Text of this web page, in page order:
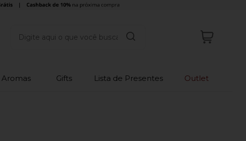
Aromas Gifts Lista de Presentes Outlet